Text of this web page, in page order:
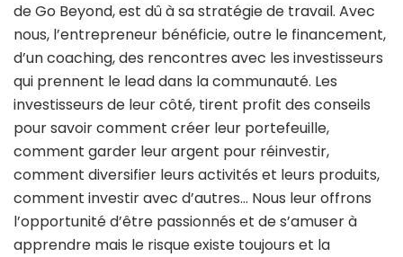
de Go Beyond, est dû à sa stratégie de travail. Avec
nous, l’entrepreneur bénéficie, outre le financement,
d’un coaching, des rencontres avec les investisseurs
qui prennent le lead dans la communauté. Les
investisseurs de leur côté, tirent profit des conseils
pour savoir comment créer leur portefeuille,
comment garder leur argent pour réinvestir,
comment diversifier leurs activités et leurs produits,
comment investir avec d’autres… Nous leur offrons
l’opportunité d’être passionnés et de s’amuser à
apprendre mais le risque existe toujours et la